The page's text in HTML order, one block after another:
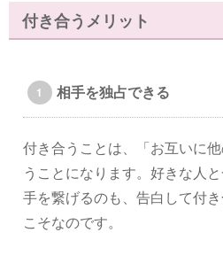
付き合うメリット
相手を独占できる
付き合うことは、「お互いに
うことになります。好きな人と
手を繋げるのも、告白して付
こそなのです。